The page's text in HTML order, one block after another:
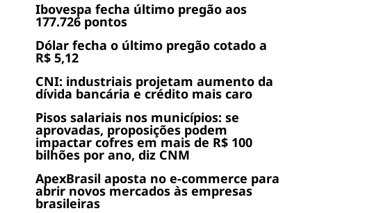
Ibovespa fecha último pregão aos
177.726 pontos
Dólar fecha o último pregão cotado a
R$ 5,12
CNI: industriais projetam aumento da
dívida bancária e crédito mais caro
Pisos salariais nos municípios: se
aprovadas, proposições podem
impactar cofres em mais de R$ 100
bilhões por ano, diz CNM
ApexBrasil aposta no e-commerce para
abrir novos mercados às empresas
brasileiras